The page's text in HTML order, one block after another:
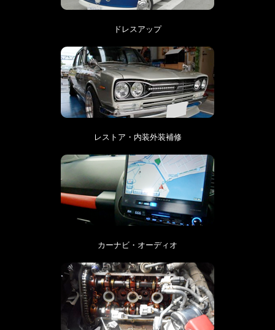
ドレスアップ
レストア・内装外装補修
カーナビ・オーディオ